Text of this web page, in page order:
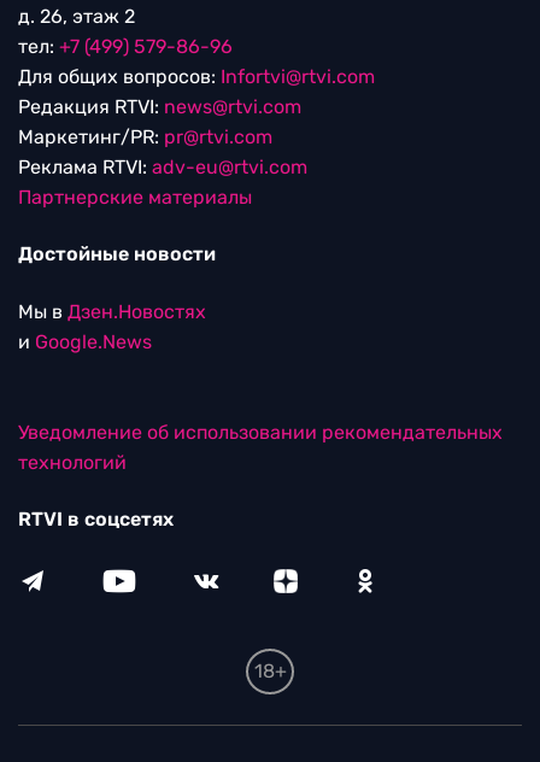
д. 26, этаж 2
тел: +7 (499) 579-86-96
Для общих вопросов: Infortvi@rtvi.com
Редакция RTVI: news@rtvi.com
Маркетинг/PR: pr@rtvi.com
Реклама RTVI: adv-eu@rtvi.com
Партнерские материалы
Достойные новости
Мы в Дзен.Новостях
и Google.News
Уведомление об использовании рекомендательных
технологий
RTVI в соцсетях
18+